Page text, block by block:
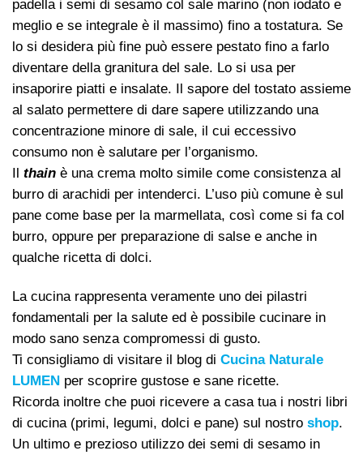
padella i semi di sesamo col sale marino (non iodato e
meglio e se integrale è il massimo) fino a tostatura. Se
lo si desidera più fine può essere pestato fino a farlo
diventare della granitura del sale. Lo si usa per
insaporire piatti e insalate. Il sapore del tostato assieme
al salato permettere di dare sapere utilizzando una
concentrazione minore di sale, il cui eccessivo
consumo non è salutare per l’organismo.
Il thain è una crema molto simile come consistenza al
burro di arachidi per intenderci. L’uso più comune è sul
pane come base per la marmellata, così come si fa col
burro, oppure per preparazione di salse e anche in
qualche ricetta di dolci.
La cucina rappresenta veramente uno dei pilastri
fondamentali per la salute ed è possibile cucinare in
modo sano senza compromessi di gusto.
Ti consigliamo di visitare il blog di Cucina Naturale
LUMEN per scoprire gustose e sane ricette.
Ricorda inoltre che puoi ricevere a casa tua i nostri libri
di cucina (primi, legumi, dolci e pane) sul nostro shop.
Un ultimo e prezioso utilizzo dei semi di sesamo in